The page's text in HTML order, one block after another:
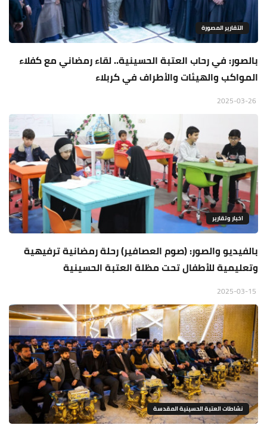
التقارير المصورة
بالصور: في رحاب العتبة الحسينية.. لقاء رمضاني مع كفلاء
المواكب والهيئات والأطراف في كربلاء
اخبار وتقارير
بالفيديو والصور: (صوم العصافير) رحلة رمضانية ترفيهية
وتعليمية للأطفال تحت مظلة العتبة الحسينية
نشاطات العتبة الحسينية المقدسة